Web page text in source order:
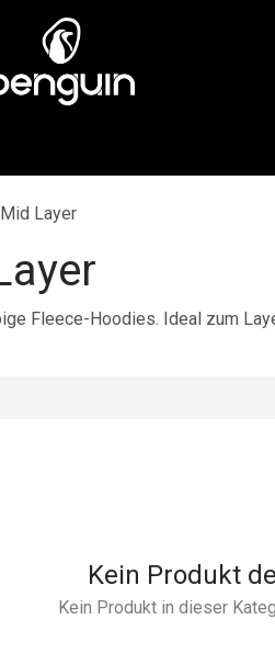
Layer
Fleece-Hoodies. Ideal zum
Kein Produkt
Kein Produkt in dieser